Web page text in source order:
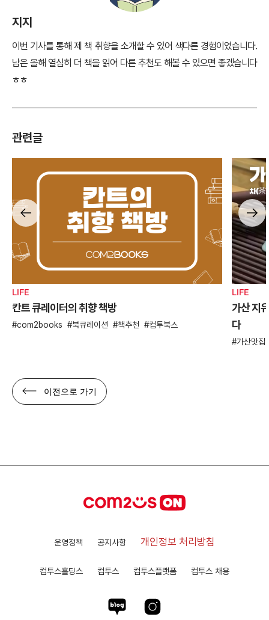
지지
이번 기사를 통해 제 책 취향을 소개할 수 있어 색다른 경험이었습니다.
남은 올해 열심히 더 책을 읽어 다른 추천도 해볼 수 있으면 좋겠습니다
ㅎㅎ
관련글
LIFE
칸트 큐레이터의 취향 책방
com2books 북큐레이션 책추천 컴투북스
LIFE
가산 지
다
가산맛집
이전으로 가기
운영정책 공지사항 개인정보 처리방침
컴투스홀딩스 컴투스 컴투스플랫폼 컴투스 채용